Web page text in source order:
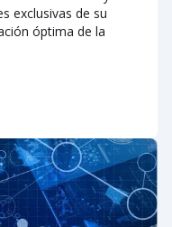
exclusivas de su
óptima de la